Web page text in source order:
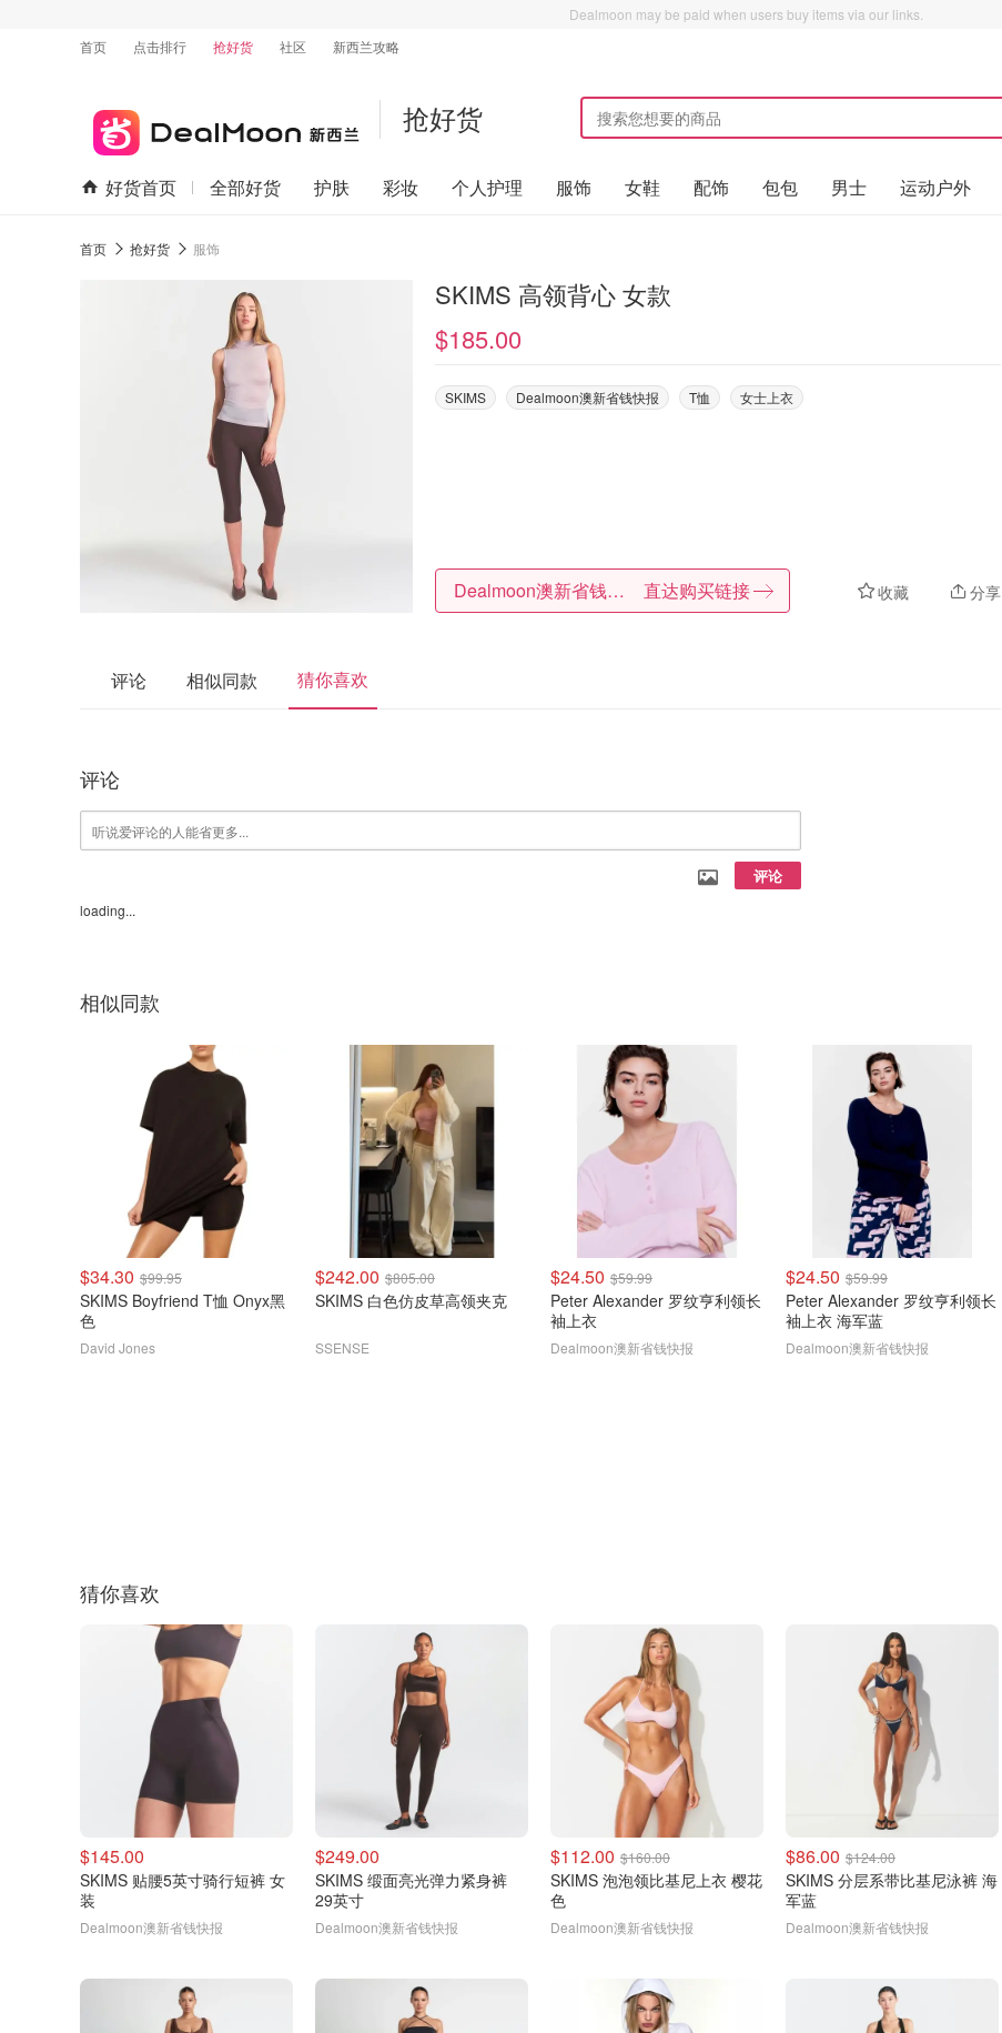
Dealmoon may be paid when users buy items via our links.
首页
点击排行 抢好货 社区 新西兰攻略
抢好货
好货首页 全部好货 护肤 彩妆 个人护理 服饰 女鞋 配饰 包包 男士 运动户外
首页 抢好货 服饰
SKIMS 高领背心 女款
$185.00
SKIMS Dealmoon澳新省钱快报 T恤 女士上衣
收藏 分享
Dealmoon澳新省钱快报 直达购买链接
评论 相似同款 猜你喜欢
评论
评论
loading...
相似同款
$34.30 $99.95
SKIMS Boyfriend T恤 Onyx黑
色
David Jones
$242.00 $805.00
SKIMS 白色仿皮草高领夹克
SSENSE
$24.50 $59.99
Peter Alexander 罗纹亨利领长
袖上衣
Dealmoon澳新省钱快报
$24.50 $59.99
Peter Alexander 罗纹亨利领长
袖上衣 海军蓝
Dealmoon澳新省钱快报
猜你喜欢
$145.00
SKIMS 贴腰5英寸骑行短裤 女
装
Dealmoon澳新省钱快报
$249.00
SKIMS 缎面亮光弹力紧身裤
29英寸
Dealmoon澳新省钱快报
$112.00 $160.00
SKIMS 泡泡领比基尼上衣 樱花
色
Dealmoon澳新省钱快报
$86.00 $124.00
SKIMS 分层系带比基尼泳裤 海
军蓝
Dealmoon澳新省钱快报